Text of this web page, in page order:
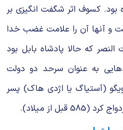
کسوف اثر شگفت انگیزی بر
و آنها آن را علامت غضب خدا
که حالا پادشاه بابل بود
به عنوان سرحد دو دولت
(آستیاگ یا اژدی هاک) پسر
قبل از میلاد).